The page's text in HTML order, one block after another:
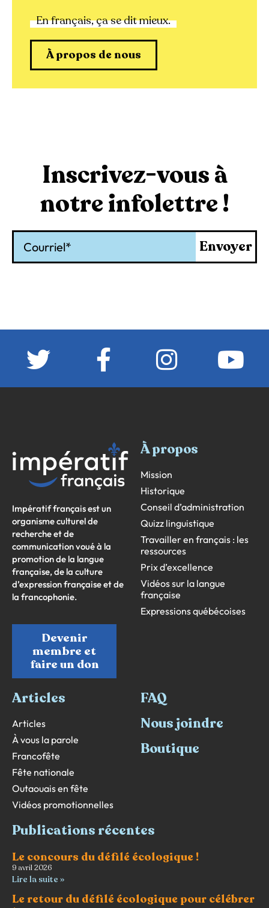
En français, ça se dit mieux.
À propos de nous
Inscrivez-vous à
notre infolettre !
Envoyer
Impératif français est un
organisme culturel de
recherche et de
communication voué à la
promotion de la langue
française, de la culture
d’expression française et de
la francophonie.
Devenir
membre et
faire un don
À propos
Mission
Historique
Conseil d’administration
Quizz linguistique
Travailler en français : les
ressources
Prix d’excellence
Vidéos sur la langue
française
Expressions québécoises
Articles
Articles
À vous la parole
Francofête
Fête nationale
Outaouais en fête
Vidéos promotionnelles
FAQ
Nous joindre
Boutique
Publications récentes
Le concours du défilé écologique !
9 avril 2026
Lire la suite »
Le retour du défilé écologique pour célébrer